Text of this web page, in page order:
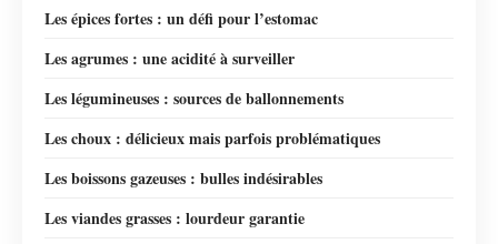
Les épices fortes : un défi pour l’estomac
Les agrumes : une acidité à surveiller
Les légumineuses : sources de ballonnements
Les choux : délicieux mais parfois problématiques
Les boissons gazeuses : bulles indésirables
Les viandes grasses : lourdeur garantie